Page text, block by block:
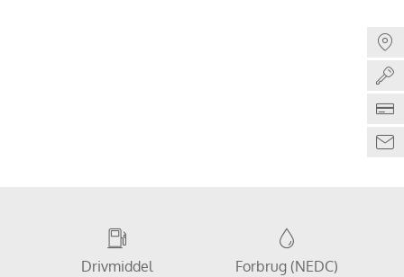
Drivmiddel Forbrug (NEDC)